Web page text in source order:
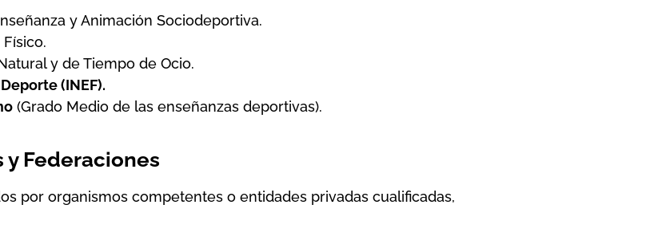
y Animación Sociodeportiva.
y de Tiempo de Ocio.
(INEF).
(Grado Medio de las enseñanzas deportivas).
y Federaciones
por organismos competentes o entidades privadas cualificadas,